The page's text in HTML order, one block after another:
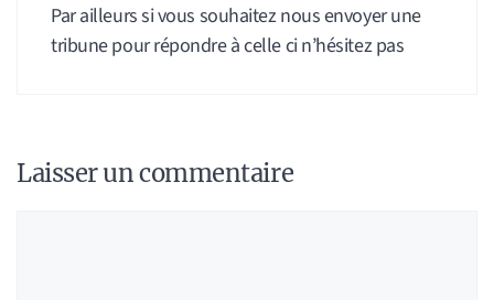
Par ailleurs si vous souhaitez nous envoyer une
tribune pour répondre à celle ci n’hésitez pas
Laisser un commentaire